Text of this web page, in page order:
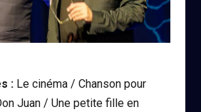
:Le cinéma / Chanson pour
Juan / Une petite fille en